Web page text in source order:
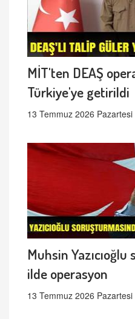
MİT'ten DEAŞ
Türkiye'ye getirildi
13 Temmuz 2026 Pazartesi
Muhsin
ilde operasyon
13 Temmuz 2026 Pazartesi